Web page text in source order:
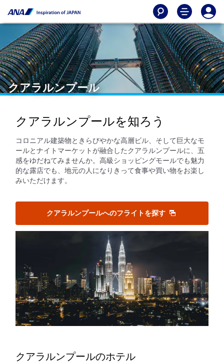
クアラルンプール
クアラルンプールを知ろう
コロニアル建築物ときらびやかな高層ビル、そして巨大なモ
ールとナイトマーケットが融合したクアラルンプールに、五
感をゆだねてみませんか。高級ショッピングモールでも魅力
的な露店でも、地元の人になりきって食事や買い物をお楽し
みいただけます。
クアラルンプールへのフライトを探す
クアラルンプールのホテル